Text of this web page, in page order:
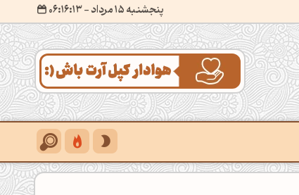
پنجشنبه 15 مرداد
- ۰۶:۱۶:۱۴